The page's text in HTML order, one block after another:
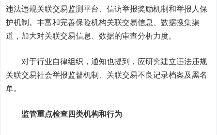
违法违规关联交易监测平台、信访举报奖励机制和举报人保
护机制。丰富和完善保险机构关联交易信息、数据搜集渠
道，加大对关联交易信息、数据的审查分析力度。
对于行业自律组织，通知也提到，应研究建立违法违规
关联交易社会举报监督机制、关联交易不良记录档案及黑名
单。
监管重点检查四类机构和行为